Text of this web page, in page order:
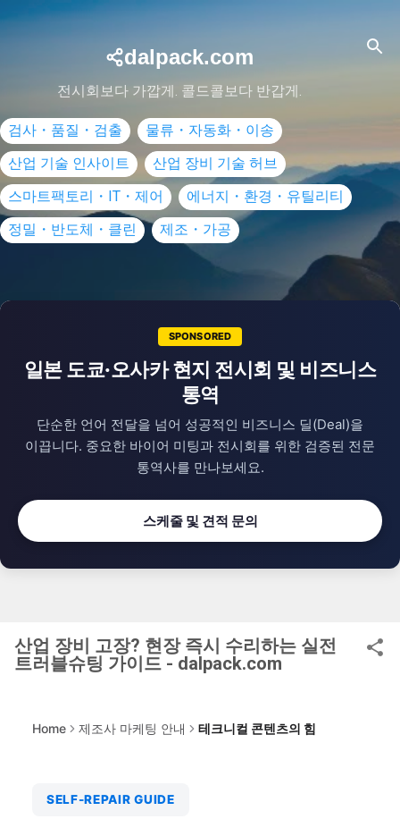
dalpack.com
전시회보다 가깝게. 콜드콜보다 반갑게.
검사・품질・검출
물류・자동화・이송
산업 기술 인사이트
산업 장비 기술 허브
스마트팩토리・IT・제어
에너지・환경・유틸리티
정밀・반도체・클린
제조・가공
SPONSORED
일본 도쿄·오사카 현지 전시회 및 비즈니스
통역, 성공적인 비즈니스 미
단순한 언어 전달을 넘어 성공적인 비즈니스 딜(Deal)을
이끕니다. 중요한 바이어 미팅과 전시회를 위한 검증된 전문
통역사를 만나보세요.
스케줄 및 견적 문의
산업 장비 고장? 현장 즉시 수리하는 실전
트러블슈팅 가이드 - dalpack.com
Home 제조사 마케팅 안내 테크니컬 콘텐츠의 힘
SELF-REPAIR GUIDE